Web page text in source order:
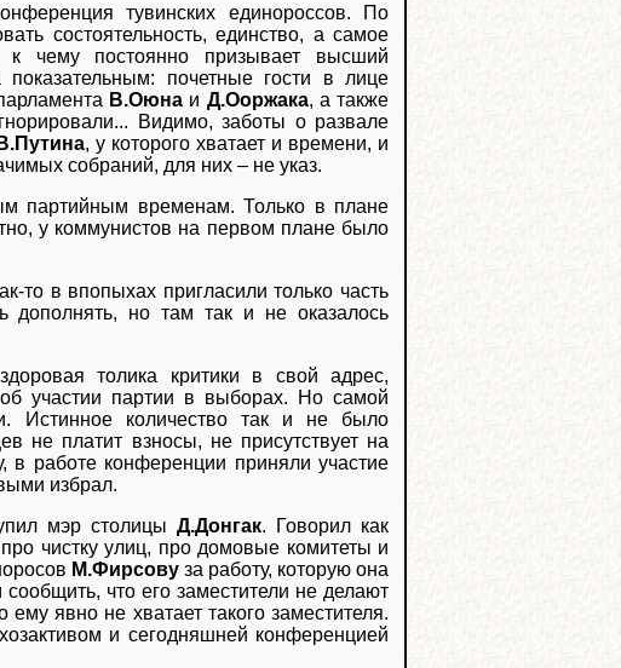
тувинских единороссов. По
состоятельность, единство, а самое
к чему постоянно призывает высший
почетные гости в лице
В.Оюна и Д.Ооржака, а также
Видимо, заботы о развале
, у которого хватает и времени, и
собраний, для них – не указ.
партийным временам. Только в плане
у коммунистов на первом плане было
то в впопыхах пригласили только часть
дополнять, но там так и не оказалось
толика критики в свой адрес,
участии партии в выборах. Но самой
Истинное количество так и не было
не платит взносы, не присутствует на
в работе конференции приняли участие
избрал.
мэр столицы Д.Донгак. Говорил как
чистку улиц, про домовые комитеты и
М.Фирсову за работу, которую она
что его заместители не делают
явно не хватает такого заместителя.
и сегодняшней конференцией